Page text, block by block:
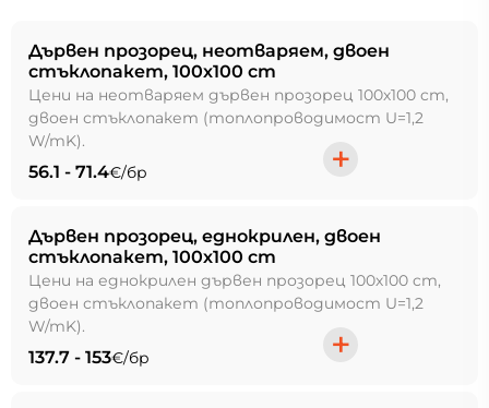
Дървен прозорец, неотваряем, двоен
стъклопакет, 100х100 cm
Цени на неотваряем дървен прозорец 100х100 cm,
двоен стъклопакет (топлопроводимост U=1,2
W/mK).
56.1 - 71.4€/бр +
Дървен прозорец, еднокрилен, двоен
стъклопакет, 100х100 cm
Цени на еднокрилен дървен прозорец 100х100 cm,
двоен стъклопакет (топлопроводимост U=1,2
W/mK).
137.7 - 153€/бр +